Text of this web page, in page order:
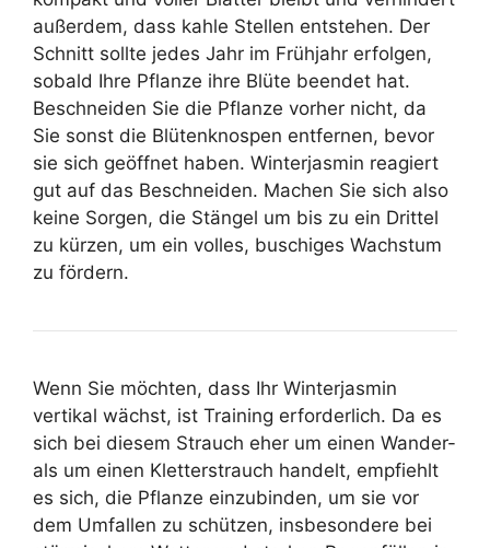
außerdem, dass kahle Stellen entstehen. Der
Schnitt sollte jedes Jahr im Frühjahr erfolgen,
sobald Ihre Pflanze ihre Blüte beendet hat.
Beschneiden Sie die Pflanze vorher nicht, da
Sie sonst die Blütenknospen entfernen, bevor
sie sich geöffnet haben. Winterjasmin reagiert
gut auf das Beschneiden. Machen Sie sich also
keine Sorgen, die Stängel um bis zu ein Drittel
zu kürzen, um ein volles, buschiges Wachstum
zu fördern.
Wenn Sie möchten, dass Ihr Winterjasmin
vertikal wächst, ist Training erforderlich. Da es
sich bei diesem Strauch eher um einen Wander-
als um einen Kletterstrauch handelt, empfiehlt
es sich, die Pflanze einzubinden, um sie vor
dem Umfallen zu schützen, insbesondere bei